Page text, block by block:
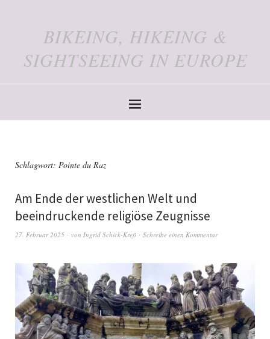
BIKEING, HIKEING &
SIGHTSEEING IN EUROPE
Schlagwort: Pointe du Raz
Am Ende der westlichen Welt und
beeindruckende religiöse Zeugnisse
27. Februar 2025 von Ingrid Schick-Kreß Schreibe einen Kommentar